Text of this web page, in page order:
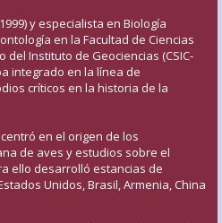
y especialista en Biología
en la Facultad de Ciencias
del Instituto de Geociencias (CSIC-
integrado en la línea de
críticos en la historia de la
en el origen de los
de aves y estudios sobre el
ello desarrolló estancias de
Unidos, Brasil, Armenia, China